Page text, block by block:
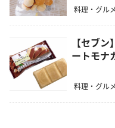
料理・グル
【セブ
ートモナ
料理・グル